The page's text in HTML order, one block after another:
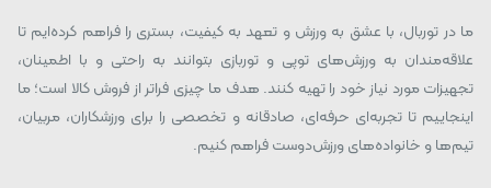
ما در توربال، با عشق به ورزش و تعهد به کیفیت، بستری را فراهم کرده‌ایم تا
علاقه‌مندان به ورزش‌های توپی و توربازی بتوانند به راحتی و با اطمینان،
تجهیزات مورد نیاز خود را تهیه کنند. هدف ما چیزی فراتر از فروش کالا است؛ ما
اینجاییم تا تجربه‌ای حرفه‌ای، صادقانه و تخصصی را برای ورزشکاران، مربیان،
تیم‌ها و خانواده‌های ورزش‌دوست فراهم کنیم.